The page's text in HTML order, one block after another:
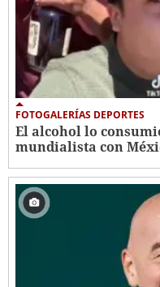
FOTOGALERÍAS DEPORTES
El alcohol lo
mundialista con